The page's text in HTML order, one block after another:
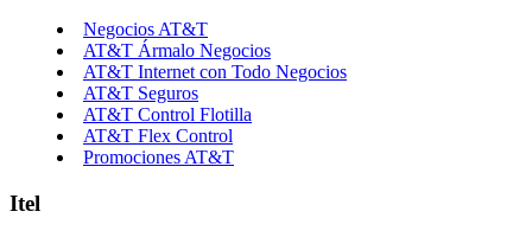
Negocios AT&T
AT&T Ármalo Negocios
AT&T Internet con Todo Negocios
AT&T Seguros
AT&T Control Flotilla
AT&T Flex Control
Promociones AT&T
Itel